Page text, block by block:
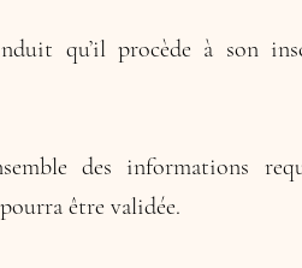
qu’il procède à son
des informations
être validée.